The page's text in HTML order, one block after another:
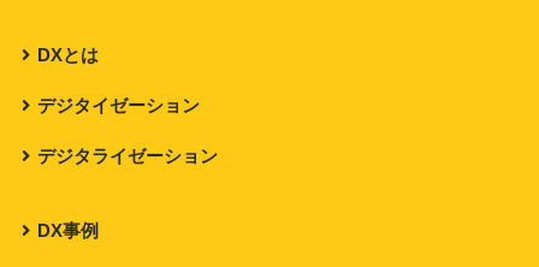
DXとは
デジタイゼーション
デジタライゼーション
DX事例